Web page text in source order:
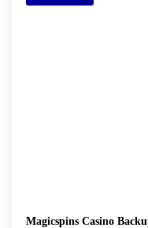
Magicspins Casino